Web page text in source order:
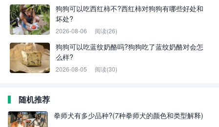
狗狗可以吃西红柿不?西红柿对狗狗有哪些好处和
坏处?
2026-08-06 阅读(26)
狗狗可以吃蓝纹奶酪吗?狗狗吃了蓝纹奶酪对会怎
么样?
2026-08-05 阅读(30)
随机推荐
拳师犬有多少品种?(7种拳师犬的颜色和类型解释)